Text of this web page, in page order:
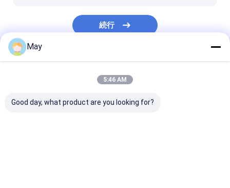
Pirのモーションセンサー
日光センサー
続行
May
5:46 AM
Good day, what product are you looking for?